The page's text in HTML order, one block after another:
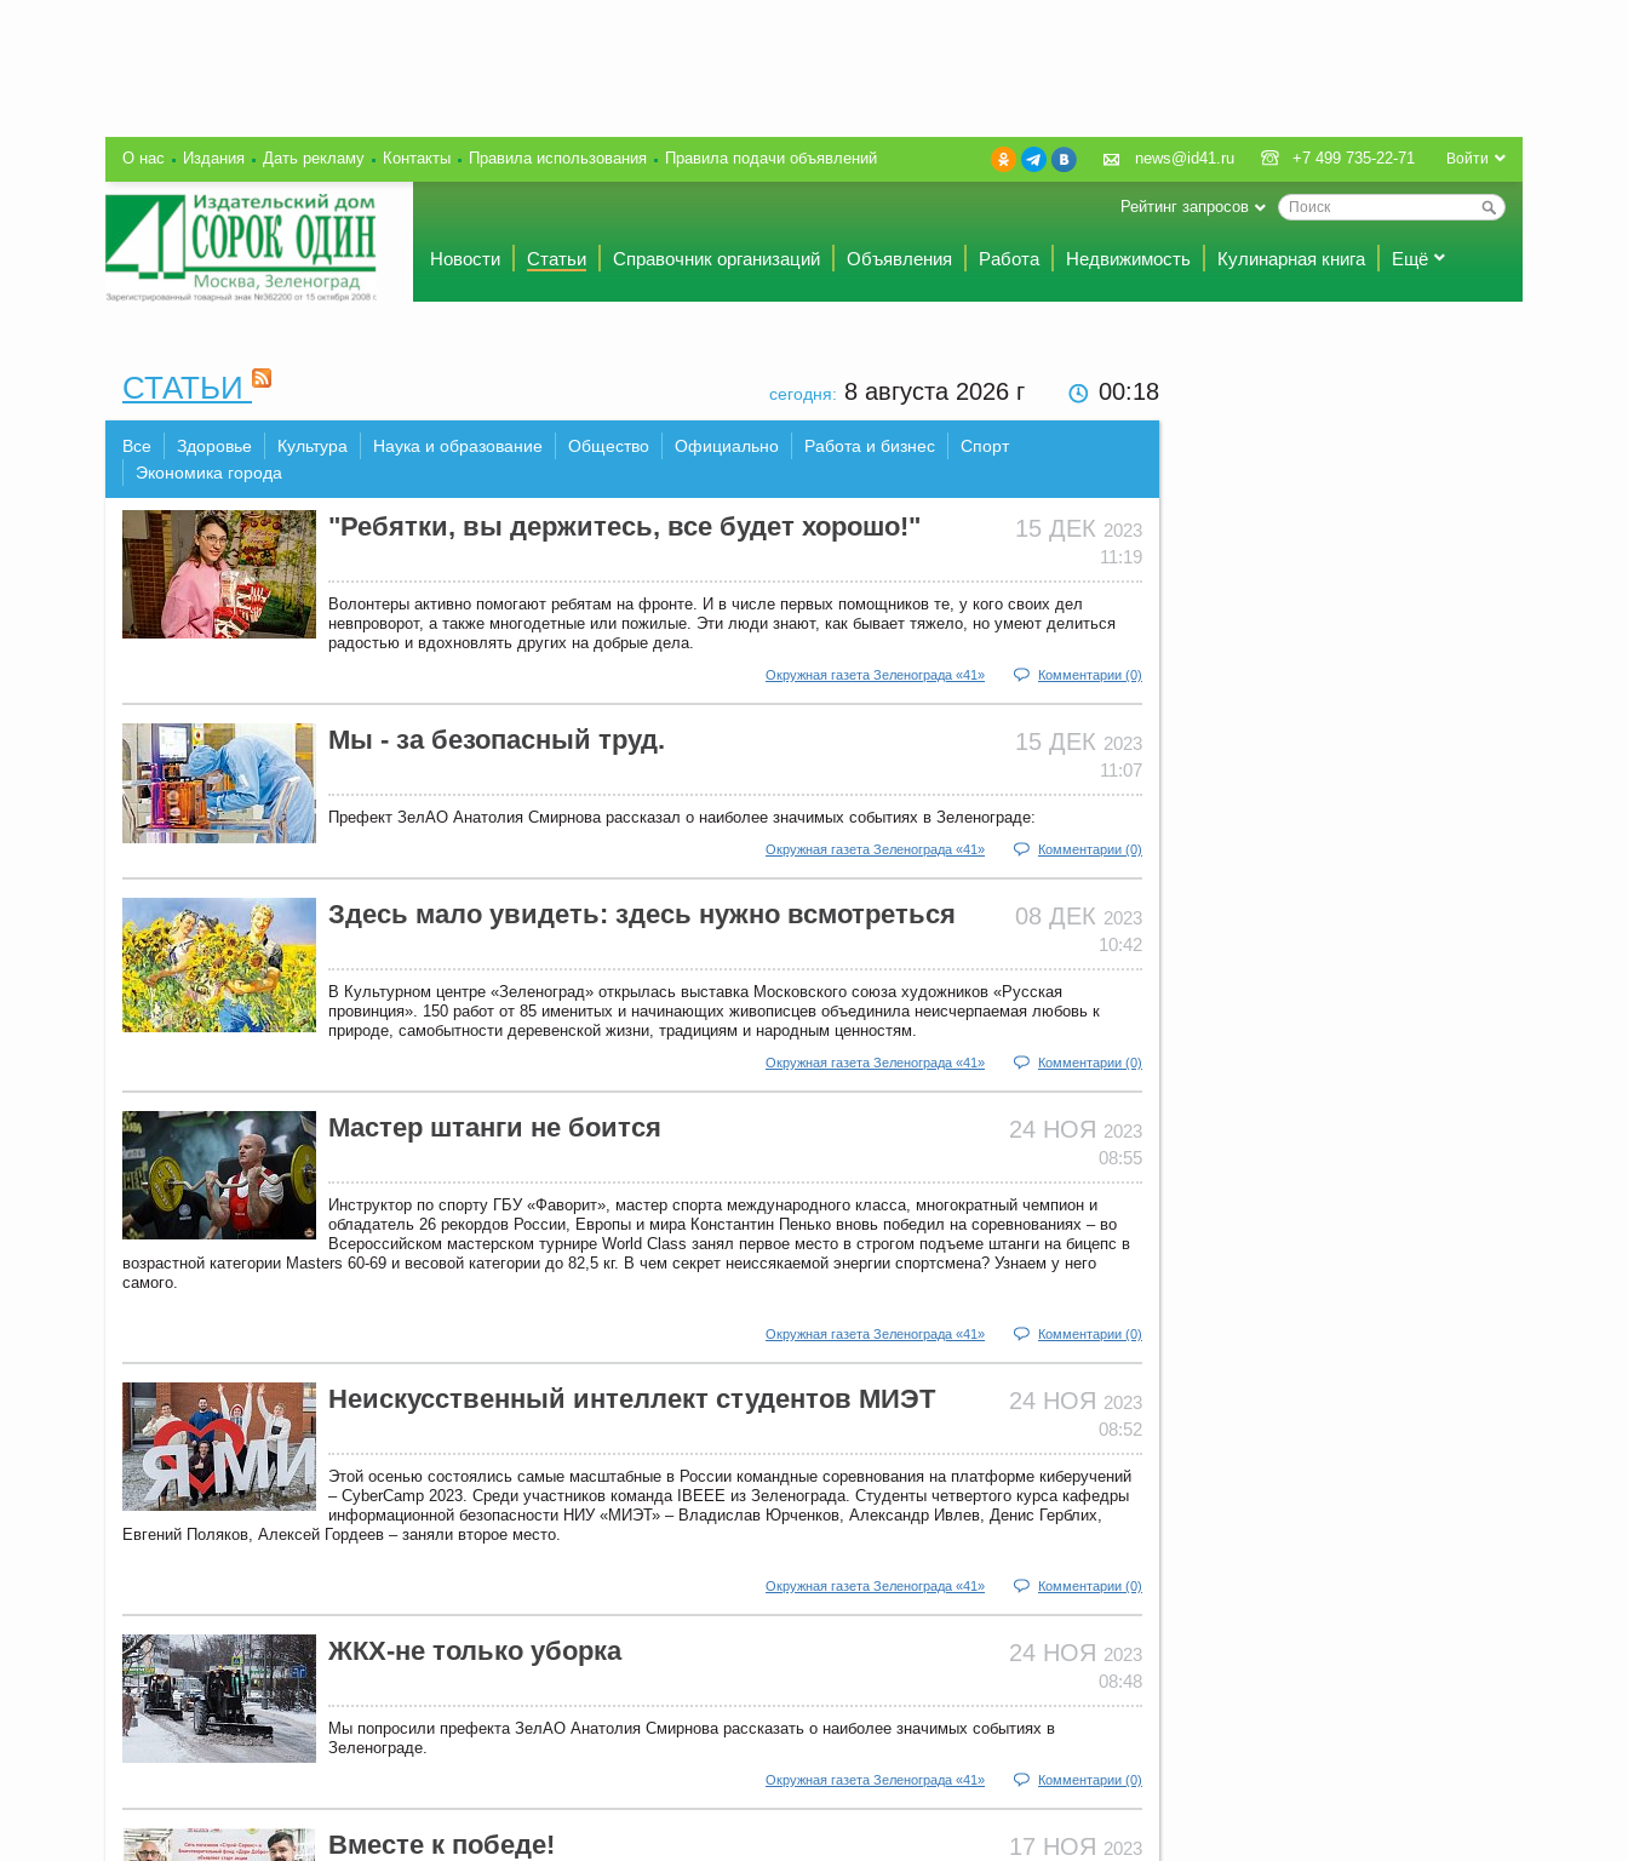
О нас Издания Дать рекламу Контакты Правила использования Правила подачи объявлений Войти
news@id41.ru +7 499 735-22-71
Рейтинг запросов
Новости Статьи Справочник организаций Объявления Работа Недвижимость Кулинарная книга Ещё
сегодня: 8 августа 2026 г 00 18
СТАТЬИ
Все Здоровье Культура Наука и образование Общество Официально Работа и бизнес
Спорт
Экономика города
15 ДЕК 2023
11:19
"Ребятки, вы держитесь, все будет хорошо!"
Волонтеры активно помогают ребятам на фронте. И в числе первых помощников те, у кого своих дел
невпроворот, а также многодетные или пожилые. Эти люди знают, как бывает тяжело, но умеют делиться
радостью и вдохновлять других на добрые дела.
Окружная газета Зеленограда «41» Комментарии (0)
15 ДЕК 2023
11:07
Мы - за безопасный труд.
Префект ЗелАО Анатолия Смирнова рассказал о наиболее значимых событиях в Зеленограде:
Окружная газета Зеленограда «41» Комментарии (0)
08 ДЕК 2023
10:42
Здесь мало увидеть: здесь нужно всмотреться
В Культурном центре «Зеленоград» открылась выставка Московского союза художников «Русская
провинция». 150 работ от 85 именитых и начинающих живописцев объединила неисчерпаемая любовь к
природе, самобытности деревенской жизни, традициям и народным ценностям.
Окружная газета Зеленограда «41» Комментарии (0)
24 НОЯ 2023
08:55
Мастер штанги не боится
Инструктор по спорту ГБУ «Фаворит», мастер спорта международного класса, многократный чемпион и
обладатель 26 рекордов России, Европы и мира Константин Пенько вновь победил на соревнованиях – во
Всероссийском мастерском турнире World Class занял первое место в строгом подъеме штанги на бицепс в
возрастной категории Masters 60-69 и весовой категории до 82,5 кг. В чем секрет неиссякаемой энергии спортсмена? Узнаем у него
самого.
Окружная газета Зеленограда «41» Комментарии (0)
24 НОЯ 2023
08:52
Неискусственный интеллект студентов МИЭТ
Этой осенью состоялись самые масштабные в России командные соревнования на платформе киберучений
– CyberCamp 2023. Среди участников команда IBEEE из Зеленограда. Студенты четвертого курса кафедры
информационной безопасности НИУ «МИЭТ» – Владислав Юрченков, Александр Ивлев, Денис Герблих,
Евгений Поляков, Алексей Гордеев – заняли второе место.
Окружная газета Зеленограда «41» Комментарии (0)
24 НОЯ 2023
08:48
ЖКХ-не только уборка
Мы попросили префекта ЗелАО Анатолия Смирнова рассказать о наиболее значимых событиях в
Зеленограде.
Окружная газета Зеленограда «41» Комментарии (0)
17 НОЯ 2023
Вместе к победе!